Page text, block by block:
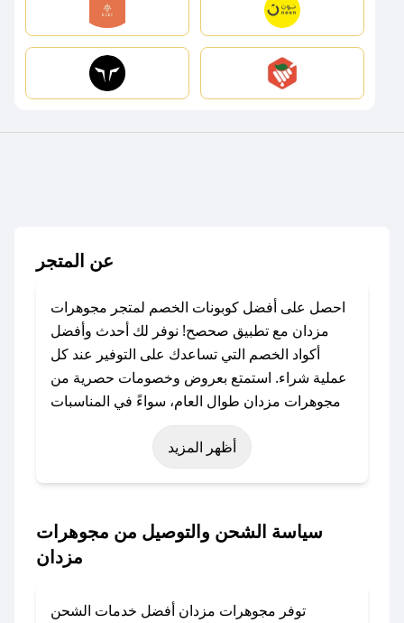
عن المتجر
احصل على أفضل كوبونات الخصم لمتجر مجوهرات
مزدان مع تطبيق صحصح! نوفر لك أحدث وأفضل
أكواد الخصم التي تساعدك على التوفير عند كل
عملية شراء. استمتع بعروض وخصومات حصرية من
مجوهرات مزدان طوال العام، سواءً في المناسبات
مثل عيد الفطر، عيد الأضحى، الجمعة البيضاء (شهر
نوفمبر)، رمضان، اليوم الوطني، يوم التأسيس، أو
حتى عروض خاصة أخرى.
مزدان؟
باستخدام تطبيق صحصح، يمكنك العثور بسهولة على
الكوبون، تواصل معنا عبر تويتر أو البريد الإلكتروني
أظهر المزيد
سياسة الشحن والتوصيل من مجوهرات
مزدان
توفر مجوهرات مزدان أفضل خدمات الشحن